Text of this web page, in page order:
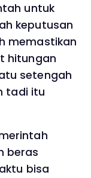
untuk
keputusan
memastikan
hitungan
setengah
tadi itu
beras
bisa